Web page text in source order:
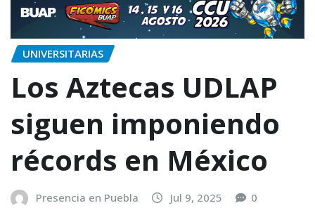
UNIVERSITARIAS
Los Aztecas UDLAP
siguen imponiendo
récords en México
Presencia en Puebla Jul 9, 2025 0